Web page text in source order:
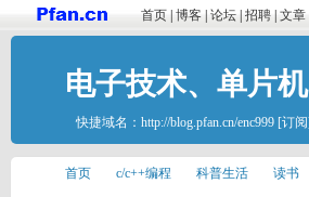
首页 博客 论坛 招聘 文章
电子技术、单片
快捷域名： http://blog.pfan.cn/enc999 [订
首页 c/c++编程 科普生活 读书